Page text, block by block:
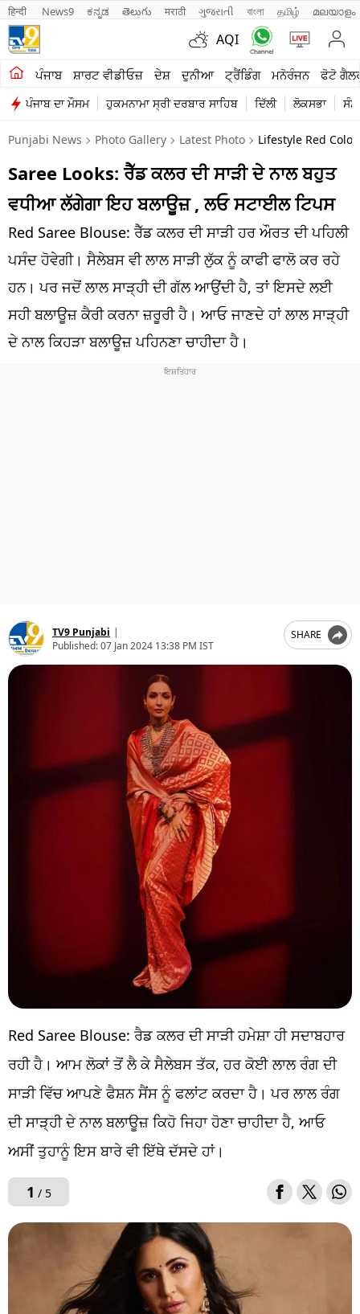
हिन्दी News9 ಕನ್ನಡ తెలుగు मराठी ગુજરાતી বাংলা தமிழ் മലയാളം
AQI
ਪੰਜਾਬ ਸ਼ਾਰਟ ਵੀਡੀਓਜ਼ ਦੇਸ਼ ਦੁਨੀਆ ਟ੍ਰੈਂਡਿੰਗ ਮਨੋਰੰਜਨ ਫੋਟੋ
ਪੰਜਾਬ ਦਾ ਮੌਸਮ ਹੁਕਮਨਾਮਾ ਸ੍ਰੀ ਦਰਬਾਰ ਸਾਹਿਬ ਦਿੱਲੀ ਲੋਕਸਭਾ
ਖੇਤੀਬਾੜੀ
ਸ਼ਾਰਟ ਵੀਡੀਓਜ਼
ਕਾਰੋਬਾਰ
ਕਰਿਅਰ
ਦੇਸ਼
ਲਾਈਫ ਸਟਾਈਲ
ਪੰਜਾਬ
Punjabi News Photo Gallery Latest Photo Lifestyle Red
Saree Looks: ਰੈੱਡ ਕਲਰ ਦੀ ਸਾੜੀ ਦੇ ਨਾਲ ਬਹੁਤ
ਵਧੀਆ ਲੱਗੇਗਾ ਇਹ ਬਲਾਊਜ਼ , ਲਓ ਸਟਾਈਲ ਟਿਪਸ
Red Saree Blouse: ਰੈੱਡ ਕਲਰ ਦੀ ਸਾੜੀ ਹਰ ਔਰਤ ਦੀ ਪਹਿਲੀ
ਪਸੰਦ ਹੋਵੇਗੀ। ਸੈਲੇਬਸ ਵੀ ਲਾਲ ਸਾੜੀ ਲੁੱਕ ਨੂੰ ਕਾਫੀ ਫਾਲੋ ਕਰ ਰਹੇ
ਹਨ। ਪਰ ਜਦੋਂ ਲਾਲ ਸਾੜ੍ਹੀ ਦੀ ਗੱਲ ਆਉਂਦੀ ਹੈ, ਤਾਂ ਇਸਦੇ ਲਈ
ਸਹੀ ਬਲਾਊਜ਼ ਕੈਰੀ ਕਰਨਾ ਜ਼ਰੂਰੀ ਹੈ। ਆਓ ਜਾਣਦੇ ਹਾਂ ਲਾਲ ਸਾੜ੍ਹੀ
ਦੇ ਨਾਲ ਕਿਹੜਾ ਬਲਾਊਜ਼ ਪਹਿਨਣਾ ਚਾਹੀਦਾ ਹੈ।
TV9 Punjabi |
Published:07 Jan 2024 13:38 PM IST
SHARE
Red Saree Blouse: ਰੈਡ ਕਲਰ ਦੀ ਸਾੜੀ ਹਮੇਸ਼ਾ ਹੀ ਸਦਾਬਹਾਰ
ਰਹੀ ਹੈ। ਆਮ ਲੋਕਾਂ ਤੋਂ ਲੈ ਕੇ ਸੈਲੇਬਸ ਤੱਕ, ਹਰ ਕੋਈ ਲਾਲ ਰੰਗ ਦੀ
ਸਾੜੀ ਵਿੱਚ ਆਪਣੇ ਫੈਸ਼ਨ ਸੈਂਸ ਨੂੰ ਫਲਾਂਟ ਕਰਦਾ ਹੈ। ਪਰ ਲਾਲ ਰੰਗ
ਦੀ ਸਾੜ੍ਹੀ ਦੇ ਨਾਲ ਬਲਾਊਜ਼ ਕਿਹੋ ਜਿਹਾ ਹੋਣਾ ਚਾਹੀਦਾ ਹੈ, ਆਓ
ਅਸੀਂ ਤੁਹਾਨੂੰ ਇਸ ਬਾਰੇ ਵੀ ਇੱਥੇ ਦੱਸਦੇ ਹਾਂ।
1 / 5